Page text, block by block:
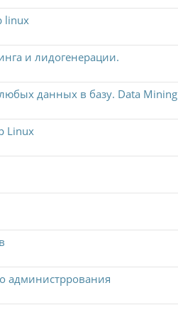
linux
и лидогенерации.
данных в базу. Data Mining
Linux
администррования